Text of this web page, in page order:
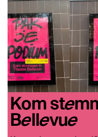
Kom
Bellevue